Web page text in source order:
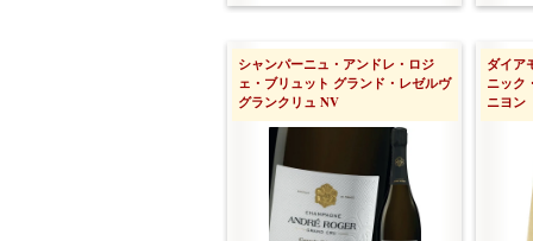
シャンパーニュ・アンドレ・ロジ
ェ・ブリュット グランド・レゼルヴ
グランクリュ NV
ダイア
ニック
ニヨ